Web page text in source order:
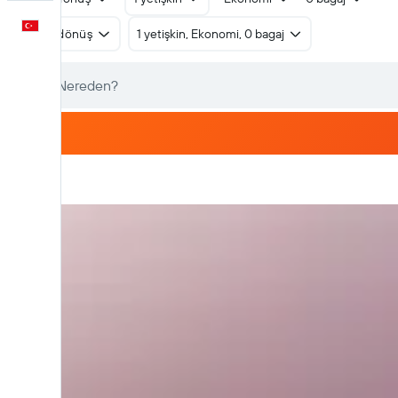
Türkçe
Gidiş dönüş 1 yetişkin, Ekonomi, 0 bagaj